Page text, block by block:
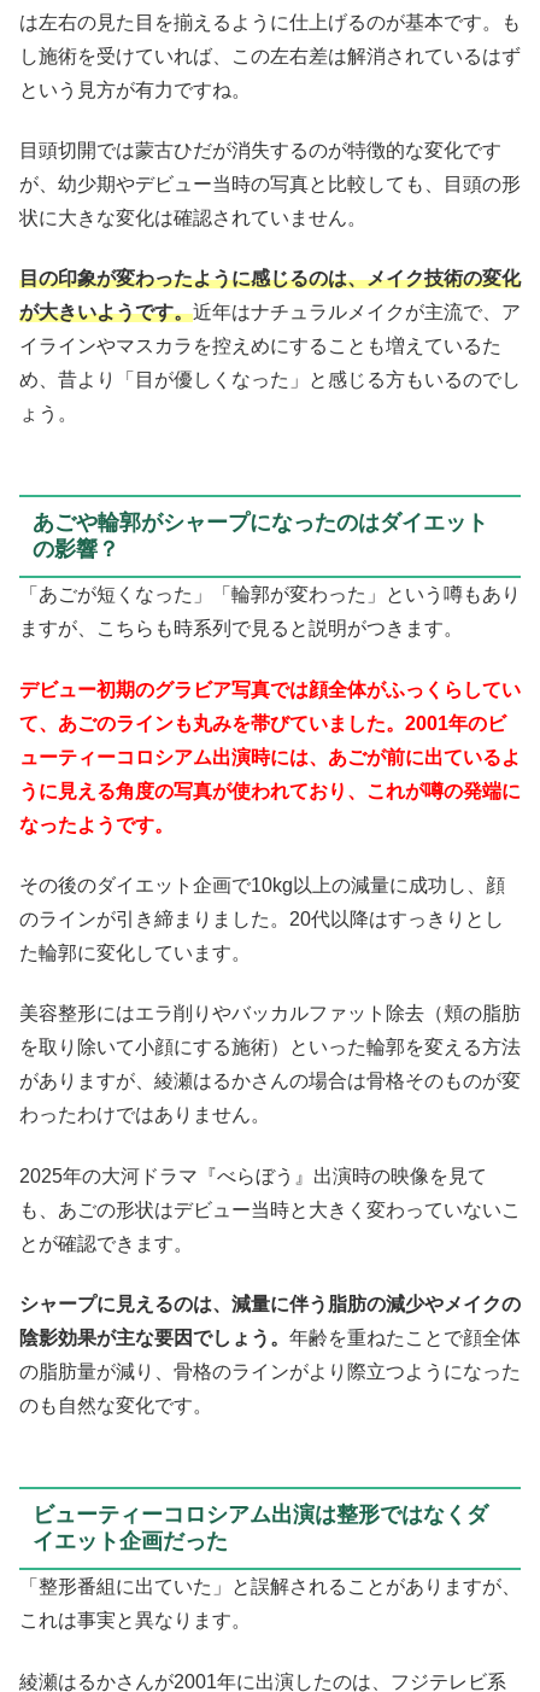
は左右の見た目を揃えるように仕上げるのが基本です。も
し施術を受けていれば、この左右差は解消されているはず
という見方が有力ですね。
目頭切開では蒙古ひだが消失するのが特徴的な変化です
が、幼少期やデビュー当時の写真と比較しても、目頭の形
状に大きな変化は確認されていません。
目の印象が変わったように感じるのは、メイク技術の変化
が大きいようです。近年はナチュラルメイクが主流で、ア
イラインやマスカラを控えめにすることも増えているた
め、昔より「目が優しくなった」と感じる方もいるのでし
ょう。
あごや輪郭がシャープになったのはダイエット
の影響？
「あごが短くなった」「輪郭が変わった」という噂もあり
ますが、こちらも時系列で見ると説明がつきます。
デビュー初期のグラビア写真では顔全体がふっくらしてい
て、あごのラインも丸みを帯びていました。2001年のビ
ューティーコロシアム出演時には、あごが前に出ているよ
うに見える角度の写真が使われており、これが噂の発端に
なったようです。
その後のダイエット企画で10kg以上の減量に成功し、顔
のラインが引き締まりました。20代以降はすっきりとし
た輪郭に変化しています。
美容整形にはエラ削りやバッカルファット除去（頬の脂肪
を取り除いて小顔にする施術）といった輪郭を変える方法
がありますが、綾瀬はるかさんの場合は骨格そのものが変
わったわけではありません。
2025年の大河ドラマ『べらぼう』出演時の映像を見て
も、あごの形状はデビュー当時と大きく変わっていないこ
とが確認できます。
シャープに見えるのは、減量に伴う脂肪の減少やメイクの
陰影効果が主な要因でしょう。 年齢を重ねたことで顔全体
の脂肪量が減り、骨格のラインがより際立つようになった
のも自然な変化です。
ビューティーコロシアム出演は整形ではなくダ
イエット企画だった
「整形番組に出ていた」と誤解されることがありますが、
これは事実と異なります。
綾瀬はるかさんが2001年に出演したのは、フジテレビ系